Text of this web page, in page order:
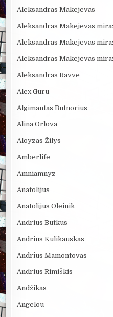
Aleksandras Makejevas
Aleksandras Makejevas
Aleksandras Makejevas
Aleksandras Makejevas
Aleksandras Ravve
Alex Guru
Algimantas Butnorius
Alina Orlova
Aloyzas Žilys
Amberlife
Amniamnyz
Anatolijus
Anatolijus Oleinik
Andrius Butkus
Andrius Kulikauskas
Andrius Mamontovas
Andrius Rimiškis
Andžikas
Angelou